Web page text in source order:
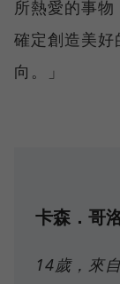
所熱愛的事
確定創造美
向。」
卡森．哥
14歲，來